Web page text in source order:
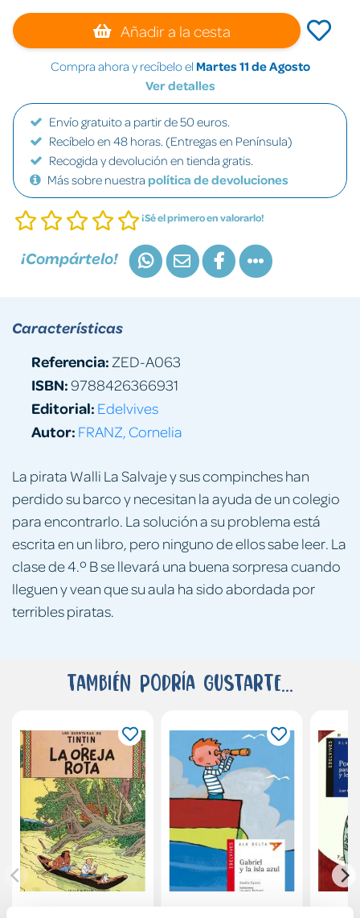
Añadir a la cesta
Compra ahora y recíbelo el Martes 11 de Agosto
Ver detalles
Envío gratuito a partir de 50 euros.
Recíbelo en 48 horas. (Entregas en Península)
Recogida y devolución en tienda gratis.
Más sobre nuestra política de devoluciones
¡Sé el primero en valorarlo!
¡Compártelo!
La pirata Walli La Salvaje y sus compinches han
perdido su barco y necesitan la ayuda de un colegio
para encontrarlo. La solución a su problema está
escrita en un libro, pero ninguno de ellos sabe leer. La
clase de 4.º B se llevará una buena sorpresa cuando
lleguen y vean que su aula ha sido abordada por
terribles piratas.
Características
Referencia: ZED-A063
ISBN:9788426366931
Editorial: Edelvives
Autor: FRANZ, Cornelia
También podría gustarte...